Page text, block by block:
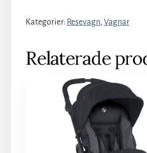
Kategorier: Resevagn, Vagnar
Relaterade